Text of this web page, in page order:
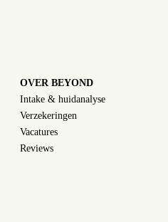
OVER BEYOND
Intake & huidanalyse
Verzekeringen
Vacatures
Reviews